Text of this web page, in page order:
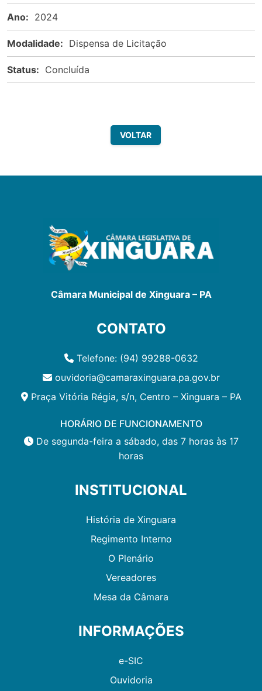
Ano: 2024
Modalidade: Dispensa de Licitação
Status: Concluída
VOLTAR
Câmara Municipal de Xinguara – PA
CONTATO
Telefone: (94) 99288-0632
ouvidoria@camaraxinguara.pa.gov.br
Praça Vitória Régia, s/n, Centro – Xinguara – PA
HORÁRIO DE FUNCIONAMENTO
De segunda-feira a sábado, das 7 horas às 17
horas
INSTITUCIONAL
História de Xinguara
Regimento Interno
O Plenário
Vereadores
Mesa da Câmara
INFORMAÇÕES
e-SIC
Ouvidoria